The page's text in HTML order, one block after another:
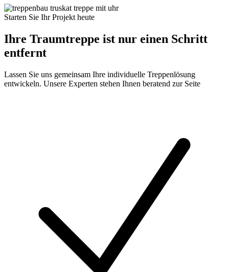
Starten Sie Ihr Projekt heute
Ihre Traumtreppe ist nur einen Schritt
entfernt
Lassen Sie uns gemeinsam Ihre individuelle Treppenlösung
entwickeln. Unsere Experten stehen Ihnen beratend zur Seite